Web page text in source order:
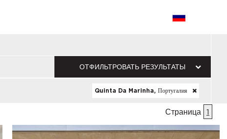
ОТФИЛЬТРОВАТЬ РЕЗУЛЬТАТЫ
Quinta Da Marinha, Португалия
Страница 1